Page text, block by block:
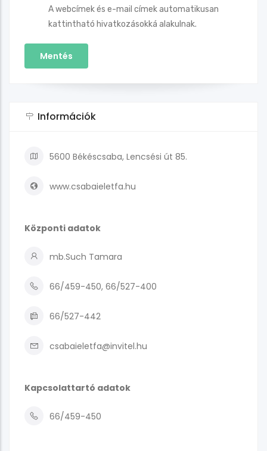
A webcímek és e-mail címek automatikusan
kattintható hivatkozásokká alakulnak.
Információk
5600 Békéscsaba, Lencsési út 85.
www.csabaieletfa.hu
Központi adatok
mb.Such Tamara
66/459-450, 66/527-400
66/527-442
csabaieletfa@invitel.hu
Kapcsolattartó adatok
66/459-450